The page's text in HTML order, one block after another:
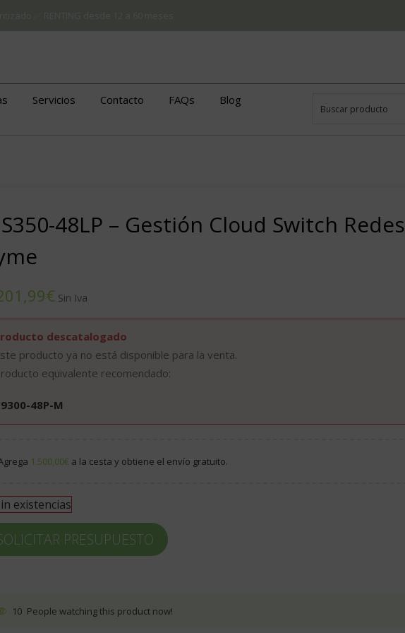
Servicios Contacto FAQs
Blog
48LP – Gestión Cloud Switch Redes
€
descatalogado
producto ya no está disponible para la venta.
equivalente recomendado:
48P-M
1.500,00€ a la cesta y obtiene el envío gratuito.
existencias
PRESUPUESTO
10 People watching this product now!